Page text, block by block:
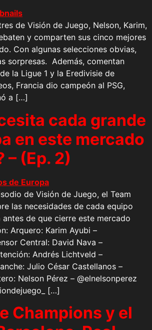
de Visión de Juego, Nelson, Karim,
y comparten sus cinco mejores
Con algunas selecciones obvias,
sorpresas. Además, comentan
la Ligue 1 y la Eredivisie de
Francia dio campeón al PSG,
a […]
cada grande
en este mercado
– (Ep. 2)
de Visión de Juego, el Team
las necesidades de cada equipo
antes de que cierre este mercado
Arquero: Karim Ayubi –
Central: David Nava –
Andrés Lichtveld –
Julio César Castellanos –
Nelson Pérez – @elnelsonperez
[…]
Champions y el